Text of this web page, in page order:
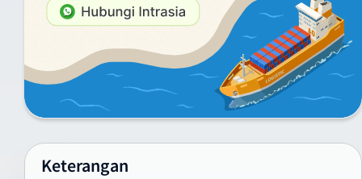
Layanan Laut (untuk pengiriman besar):
Minimum 100 kg: hubungi customer service untuk penawaran
khusus
Container FCL/LCL: tersedia penawaran khusus sesuai volume
dan berat
mendapatkan penawaran terbaik, gunakan kalkulator ongkir di
website kami atau hubungi tim layanan pelanggan Intrasia.id.
Keterangan